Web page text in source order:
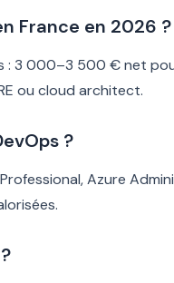
France en 2026 ?
: 3 000–3 500 € net
ou cloud architect.
?
Azure